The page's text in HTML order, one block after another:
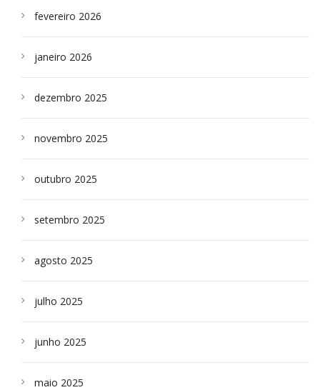
fevereiro 2026
janeiro 2026
dezembro 2025
novembro 2025
outubro 2025
setembro 2025
agosto 2025
julho 2025
junho 2025
maio 2025